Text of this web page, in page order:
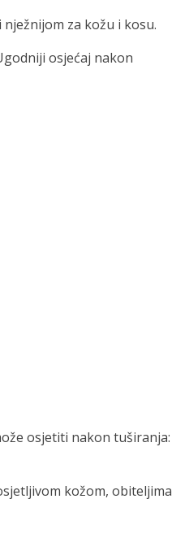
za kožu i kosu.
osjećaj nakon
osjetiti nakon tuširanja:
kožom, obiteljima